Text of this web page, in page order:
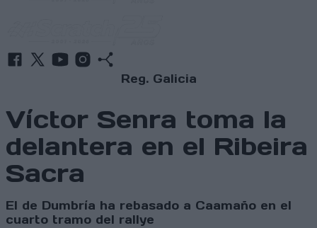
Reg. Galicia
Víctor Senra toma la
delantera en el Ribeira
Sacra
El de Dumbría ha rebasado a Caamaño en el
cuarto tramo del rallye